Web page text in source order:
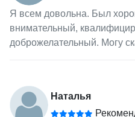
Я всем довольна. Был
внимательный,
доброжелательный. Могу
Наталья